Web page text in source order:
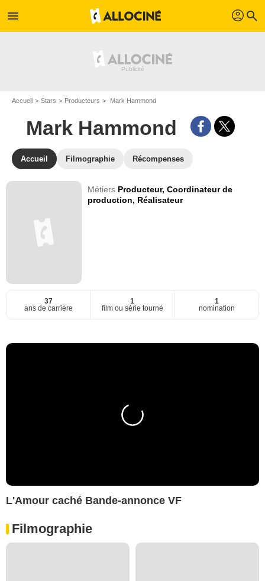
menu profil search
Accueil Stars Producteurs Mark Hammond
Mark Hammond
Accueil Filmographie Récompenses
Métiers Producteur,Coordinateur de
production, Réalisateur
37
ans de carrière
1
film ou série tourné
1
nomination
L'Amour caché Bande-annonce VF
Filmographie